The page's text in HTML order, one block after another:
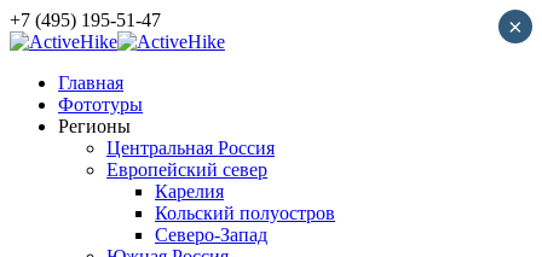
+7 (495) 195-51-47
Главная
Фототуры
Регионы
Центральная Россия
Европейский север
Карелия
Кольский полуостров
Северо-Запад
×